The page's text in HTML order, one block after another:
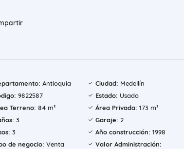
Antioquia Ciudad: Medellín
9822587 Estado: Usado
Terreno: 84 m² Área Privada: 173 m²
3 Garaje: 2
3 Año construcción: 1998
de negocio: Venta
Valor Administración: